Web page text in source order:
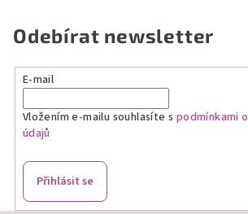
Odebírat newsletter
E-mail
Vložením e-mailu souhlasíte s podmínkami
údajů
Přihlásit se